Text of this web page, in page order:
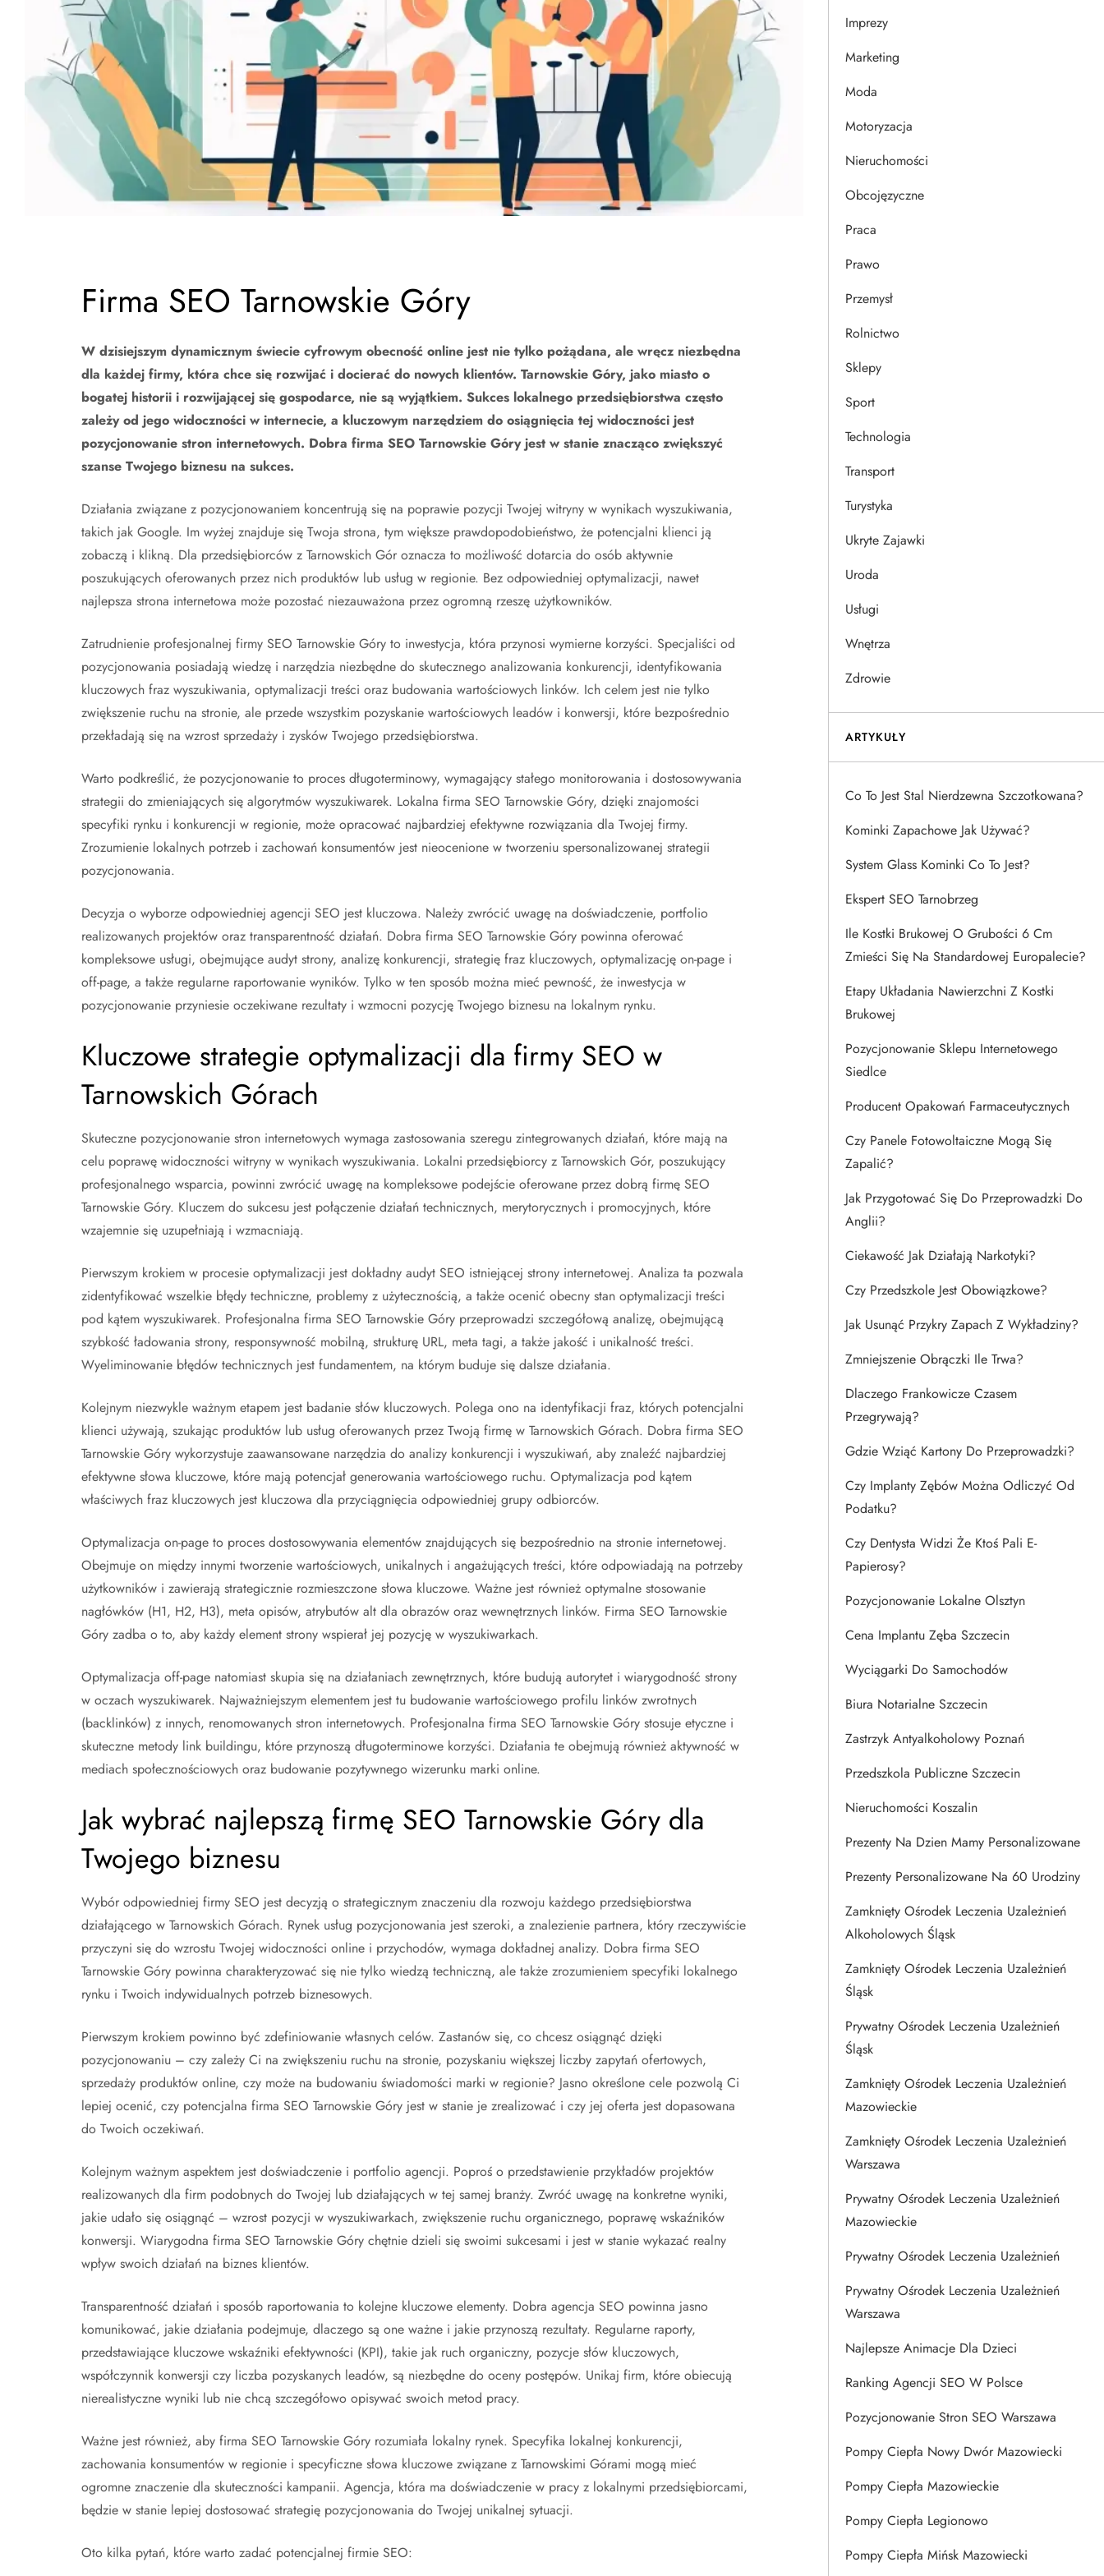
Firma SEO Tarnowskie Góry
W dzisiejszym dynamicznym świecie cyfrowym obecność online jest nie tylko pożądana, ale wręcz niezbędna
dla każdej firmy, która chce się rozwijać i docierać do nowych klientów. Tarnowskie Góry, jako miasto o
bogatej historii i rozwijającej się gospodarce, nie są wyjątkiem. Sukces lokalnego przedsiębiorstwa często
zależy od jego widoczności w internecie, a kluczowym narzędziem do osiągnięcia tej widoczności jest
pozycjonowanie stron internetowych. Dobra firma SEO Tarnowskie Góry jest w stanie znacząco zwiększyć
szanse Twojego biznesu na sukces.
Działania związane z pozycjonowaniem koncentrują się na poprawie pozycji Twojej witryny w wynikach wyszukiwania,
takich jak Google. Im wyżej znajduje się Twoja strona, tym większe prawdopodobieństwo, że potencjalni klienci ją
zobaczą i klikną. Dla przedsiębiorców z Tarnowskich Gór oznacza to możliwość dotarcia do osób aktywnie
poszukujących oferowanych przez nich produktów lub usług w regionie. Bez odpowiedniej optymalizacji, nawet
najlepsza strona internetowa może pozostać niezauważona przez ogromną rzeszę użytkowników.
Zatrudnienie profesjonalnej firmy SEO Tarnowskie Góry to inwestycja, która przynosi wymierne korzyści. Specjaliści od
pozycjonowania posiadają wiedzę i narzędzia niezbędne do skutecznego analizowania konkurencji, identyfikowania
kluczowych fraz wyszukiwania, optymalizacji treści oraz budowania wartościowych linków. Ich celem jest nie tylko
zwiększenie ruchu na stronie, ale przede wszystkim pozyskanie wartościowych leadów i konwersji, które bezpośrednio
przekładają się na wzrost sprzedaży i zysków Twojego przedsiębiorstwa.
Warto podkreślić, że pozycjonowanie to proces długoterminowy, wymagający stałego monitorowania i dostosowywania
strategii do zmieniających się algorytmów wyszukiwarek. Lokalna firma SEO Tarnowskie Góry, dzięki znajomości
specyfiki rynku i konkurencji w regionie, może opracować najbardziej efektywne rozwiązania dla Twojej firmy.
Zrozumienie lokalnych potrzeb i zachowań konsumentów jest nieocenione w tworzeniu spersonalizowanej strategii
pozycjonowania.
Decyzja o wyborze odpowiedniej agencji SEO jest kluczowa. Należy zwrócić uwagę na doświadczenie, portfolio
realizowanych projektów oraz transparentność działań. Dobra firma SEO Tarnowskie Góry powinna oferować
kompleksowe usługi, obejmujące audyt strony, analizę konkurencji, strategię fraz kluczowych, optymalizację on-page i
off-page, a także regularne raportowanie wyników. Tylko w ten sposób można mieć pewność, że inwestycja w
pozycjonowanie przyniesie oczekiwane rezultaty i wzmocni pozycję Twojego biznesu na lokalnym rynku.
Kluczowe strategie optymalizacji dla firmy SEO w
Tarnowskich Górach
Skuteczne pozycjonowanie stron internetowych wymaga zastosowania szeregu zintegrowanych działań, które mają na
celu poprawę widoczności witryny w wynikach wyszukiwania. Lokalni przedsiębiorcy z Tarnowskich Gór, poszukujący
profesjonalnego wsparcia, powinni zwrócić uwagę na kompleksowe podejście oferowane przez dobrą firmę SEO
Tarnowskie Góry. Kluczem do sukcesu jest połączenie działań technicznych, merytorycznych i promocyjnych, które
wzajemnie się uzupełniają i wzmacniają.
Pierwszym krokiem w procesie optymalizacji jest dokładny audyt SEO istniejącej strony internetowej. Analiza ta pozwala
zidentyfikować wszelkie błędy techniczne, problemy z użytecznością, a także ocenić obecny stan optymalizacji treści
pod kątem wyszukiwarek. Profesjonalna firma SEO Tarnowskie Góry przeprowadzi szczegółową analizę, obejmującą
szybkość ładowania strony, responsywność mobilną, strukturę URL, meta tagi, a także jakość i unikalność treści.
Wyeliminowanie błędów technicznych jest fundamentem, na którym buduje się dalsze działania.
Kolejnym niezwykle ważnym etapem jest badanie słów kluczowych. Polega ono na identyfikacji fraz, których potencjalni
klienci używają, szukając produktów lub usług oferowanych przez Twoją firmę w Tarnowskich Górach. Dobra firma SEO
Tarnowskie Góry wykorzystuje zaawansowane narzędzia do analizy konkurencji i wyszukiwań, aby znaleźć najbardziej
efektywne słowa kluczowe, które mają potencjał generowania wartościowego ruchu. Optymalizacja pod kątem
właściwych fraz kluczowych jest kluczowa dla przyciągnięcia odpowiedniej grupy odbiorców.
Optymalizacja on-page to proces dostosowywania elementów znajdujących się bezpośrednio na stronie internetowej.
Obejmuje on między innymi tworzenie wartościowych, unikalnych i angażujących treści, które odpowiadają na potrzeby
użytkowników i zawierają strategicznie rozmieszczone słowa kluczowe. Ważne jest również optymalne stosowanie
nagłówków (H1, H2, H3), meta opisów, atrybutów alt dla obrazów oraz wewnętrznych linków. Firma SEO Tarnowskie
Góry zadba o to, aby każdy element strony wspierał jej pozycję w wyszukiwarkach.
Optymalizacja off-page natomiast skupia się na działaniach zewnętrznych, które budują autorytet i wiarygodność strony
w oczach wyszukiwarek. Najważniejszym elementem jest tu budowanie wartościowego profilu linków zwrotnych
(backlinków) z innych, renomowanych stron internetowych. Profesjonalna firma SEO Tarnowskie Góry stosuje etyczne i
skuteczne metody link buildingu, które przynoszą długoterminowe korzyści. Działania te obejmują również aktywność w
mediach społecznościowych oraz budowanie pozytywnego wizerunku marki online.
Jak wybrać najlepszą firmę SEO Tarnowskie Góry dla
Twojego biznesu
Wybór odpowiedniej firmy SEO jest decyzją o strategicznym znaczeniu dla rozwoju każdego przedsiębiorstwa
działającego w Tarnowskich Górach. Rynek usług pozycjonowania jest szeroki, a znalezienie partnera, który rzeczywiście
przyczyni się do wzrostu Twojej widoczności online i przychodów, wymaga dokładnej analizy. Dobra firma SEO
Tarnowskie Góry powinna charakteryzować się nie tylko wiedzą techniczną, ale także zrozumieniem specyfiki lokalnego
rynku i Twoich indywidualnych potrzeb biznesowych.
Pierwszym krokiem powinno być zdefiniowanie własnych celów. Zastanów się, co chcesz osiągnąć dzięki
pozycjonowaniu – czy zależy Ci na zwiększeniu ruchu na stronie, pozyskaniu większej liczby zapytań ofertowych,
sprzedaży produktów online, czy może na budowaniu świadomości marki w regionie? Jasno określone cele pozwolą Ci
lepiej ocenić, czy potencjalna firma SEO Tarnowskie Góry jest w stanie je zrealizować i czy jej oferta jest dopasowana
do Twoich oczekiwań.
Kolejnym ważnym aspektem jest doświadczenie i portfolio agencji. Poproś o przedstawienie przykładów projektów
realizowanych dla firm podobnych do Twojej lub działających w tej samej branży. Zwróć uwagę na konkretne wyniki,
jakie udało się osiągnąć – wzrost pozycji w wyszukiwarkach, zwiększenie ruchu organicznego, poprawę wskaźników
konwersji. Wiarygodna firma SEO Tarnowskie Góry chętnie dzieli się swoimi sukcesami i jest w stanie wykazać realny
wpływ swoich działań na biznes klientów.
Transparentność działań i sposób raportowania to kolejne kluczowe elementy. Dobra agencja SEO powinna jasno
komunikować, jakie działania podejmuje, dlaczego są one ważne i jakie przynoszą rezultaty. Regularne raporty,
przedstawiające kluczowe wskaźniki efektywności (KPI), takie jak ruch organiczny, pozycje słów kluczowych,
współczynnik konwersji czy liczba pozyskanych leadów, są niezbędne do oceny postępów. Unikaj firm, które obiecują
nierealistyczne wyniki lub nie chcą szczegółowo opisywać swoich metod pracy.
Ważne jest również, aby firma SEO Tarnowskie Góry rozumiała lokalny rynek. Specyfika lokalnej konkurencji,
zachowania konsumentów w regionie i specyficzne słowa kluczowe związane z Tarnowskimi Górami mogą mieć
ogromne znaczenie dla skuteczności kampanii. Agencja, która ma doświadczenie w pracy z lokalnymi przedsiębiorcami,
będzie w stanie lepiej dostosować strategię pozycjonowania do Twojej unikalnej sytuacji.
Oto kilka pytań, które warto zadać potencjalnej firmie SEO:
Imprezy
Marketing
Moda
Motoryzacja
Nieruchomości
Obcojęzyczne
Praca
Prawo
Przemysł
Rolnictwo
Sklepy
Sport
Technologia
Transport
Turystyka
Ukryte Zajawki
Uroda
Usługi
Wnętrza
Zdrowie
ARTYKUŁY
Co To Jest Stal Nierdzewna Szczotkowana?
Kominki Zapachowe Jak Używać?
System Glass Kominki Co To Jest?
Ekspert SEO Tarnobrzeg
Ile Kostki Brukowej O Grubości 6 Cm
Zmieści Się Na Standardowej Europalecie?
Etapy Układania Nawierzchni Z Kostki
Brukowej
Pozycjonowanie Sklepu Internetowego
Siedlce
Producent Opakowań Farmaceutycznych
Czy Panele Fotowoltaiczne Mogą Się
Zapalić?
Jak Przygotować Się Do Przeprowadzki Do
Anglii?
Ciekawość Jak Działają Narkotyki?
Czy Przedszkole Jest Obowiązkowe?
Jak Usunąć Przykry Zapach Z Wykładziny?
Zmniejszenie Obrączki Ile Trwa?
Dlaczego Frankowicze Czasem
Przegrywają?
Gdzie Wziąć Kartony Do Przeprowadzki?
Czy Implanty Zębów Można Odliczyć Od
Podatku?
Czy Dentysta Widzi Że Ktoś Pali E-
Papierosy?
Pozycjonowanie Lokalne Olsztyn
Cena Implantu Zęba Szczecin
Wyciągarki Do Samochodów
Biura Notarialne Szczecin
Zastrzyk Antyalkoholowy Poznań
Przedszkola Publiczne Szczecin
Nieruchomości Koszalin
Prezenty Na Dzien Mamy Personalizowane
Prezenty Personalizowane Na 60 Urodziny
Zamknięty Ośrodek Leczenia Uzależnień
Alkoholowych Śląsk
Zamknięty Ośrodek Leczenia Uzależnień
Śląsk
Prywatny Ośrodek Leczenia Uzależnień
Śląsk
Zamknięty Ośrodek Leczenia Uzależnień
Mazowieckie
Zamknięty Ośrodek Leczenia Uzależnień
Warszawa
Prywatny Ośrodek Leczenia Uzależnień
Mazowieckie
Prywatny Ośrodek Leczenia Uzależnień
Prywatny Ośrodek Leczenia Uzależnień
Warszawa
Najlepsze Animacje Dla Dzieci
Ranking Agencji SEO W Polsce
Pozycjonowanie Stron SEO Warszawa
Pompy Ciepła Nowy Dwór Mazowiecki
Pompy Ciepła Mazowieckie
Pompy Ciepła Legionowo
Pompy Ciepła Mińsk Mazowiecki